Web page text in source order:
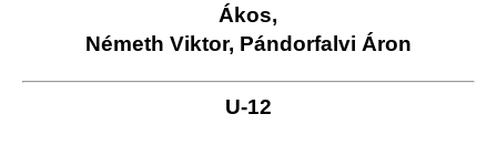
Ákos,
Németh Viktor, Pándorfalvi Áron
U-12